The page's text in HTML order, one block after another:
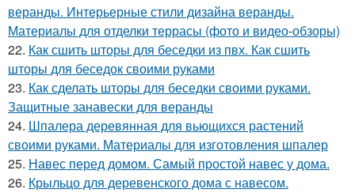
веранды. Интерьерные стили дизайна веранды.
Материалы для отделки террасы (фото и видео-обзоры)
22. Как сшить шторы для беседки из пвх. Как сшить
шторы для беседок своими руками
23. Как сделать шторы для беседки своими руками.
Защитные занавески для веранды
24. Шпалера деревянная для вьющихся растений
своими руками. Материалы для изготовления шпалер
25. Навес перед домом. Самый простой навес у дома.
26. Крыльцо для деревенского дома с навесом.